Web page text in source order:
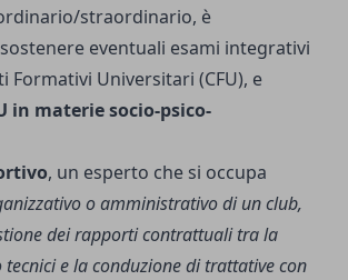
straordinario, è
eventuali esami integrativi
Formativi Universitari (CFU), e
in materie socio-psico-
, un esperto che si occupa
o amministrativo di un club,
dei rapporti contrattualitra la
e la conduzione di trattative con